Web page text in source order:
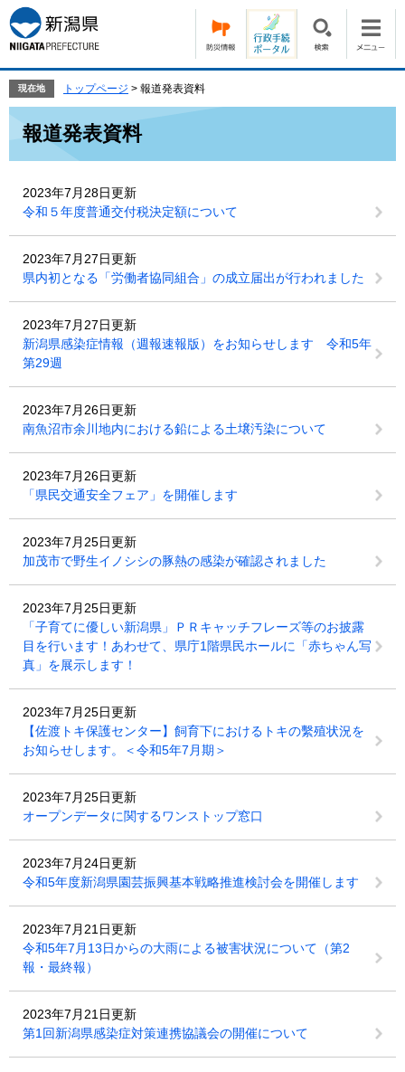
ー
ジ
の
頭
す。
ニ
ュ
ー
飛
て
現在地 トップページ > 報道発表資料
報道発表資料
2023年7月28日更新
令和５年度普通交付税決定額について
2023年7月27日更新
県内初となる「労働者協同組合」の成立届出が行われました
2023年7月27日更新
新潟県感染症情報（週報速報版）をお知らせします 令和5年
第29週
2023年7月26日更新
南魚沼市余川地内における鉛による土壌汚染について
2023年7月26日更新
「県民交通安全フェア」を開催します
2023年7月25日更新
加茂市で野生イノシシの豚熱の感染が確認されました
2023年7月25日更新
「子育てに優しい新潟県」ＰＲキャッチフレーズ等のお披露
目を行います！あわせて、県庁1階県民ホールに「赤ちゃん写
真」を展示します！
2023年7月25日更新
【佐渡トキ保護センター】飼育下におけるトキの繫殖状況を
お知らせします。＜令和5年7月期＞
2023年7月25日更新
オープンデータに関するワンストップ窓口
2023年7月24日更新
令和5年度新潟県園芸振興基本戦略推進検討会を開催します
2023年7月21日更新
令和5年7月13日からの大雨による被害状況について（第2
報・最終報）
2023年7月21日更新
第1回新潟県感染症対策連携協議会の開催について